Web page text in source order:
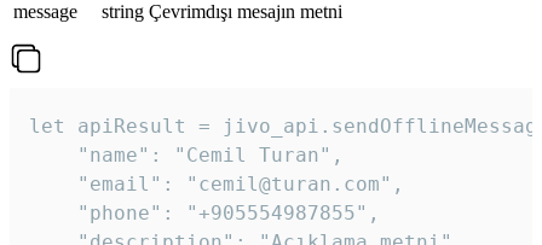
message
string Çevrimdışı mesajın metni
let apiResult =
    "name": "Cemil Turan",
    "email": "cemil@turan.com",
    "phone": "+905554987855",